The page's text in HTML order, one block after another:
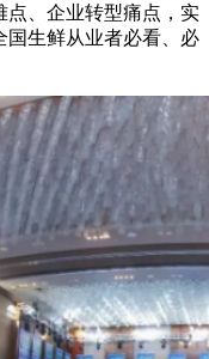
点、企业转型痛点，实
国生鲜从业者必看、必